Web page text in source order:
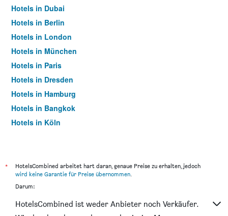
Hotels in Dubai
Hotels in Berlin
Hotels in London
Hotels in München
Hotels in Paris
Hotels in Dresden
Hotels in Hamburg
Hotels in Bangkok
Hotels in Köln
*
HotelsCombined arbeitet hart daran, genaue Preise zu erhalten, jedoch
wird keine Garantie für Preise übernommen.
Darum:
HotelsCombined ist weder Anbieter noch Verkäufer.